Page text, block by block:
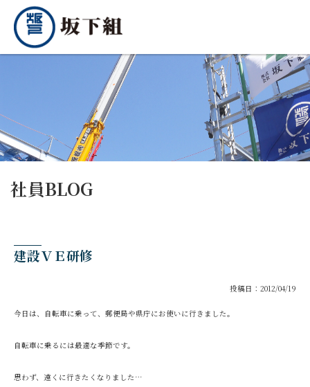
社員BLOG
建設ＶＥ研修
投稿日：2012/04/19
今日は、自転車に乗って、郵便局や県庁にお使いに行きました。
自転車に乗るには最適な季節です。
思わず、遠くに行きたくなりました…